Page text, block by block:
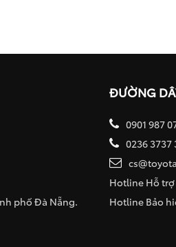
phố Đà Nẵng.
ĐƯỜNG
0901 987
0236 3737
Hotline Hỗ trợ
Hotline Bảo